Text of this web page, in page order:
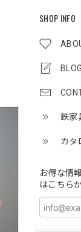
SHOP INFO
BLOG
鉄家
カタ
お得な情
はこち